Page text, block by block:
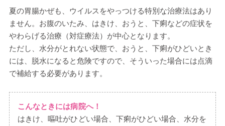
夏の胃腸かぜも、ウイルスをやっつける特別な治療法はあり
ません。お腹のいたみ、はきけ、おうと、下痢などの症状を
やわらげる治療（対症療法）が中心となります。
ただし、水分がとれない状態で、おうと、下痢がひどいとき
には、脱水になると危険ですので、そういった場合には点滴
で補給する必要があります。
こんなときには病院へ！
はきけ、嘔吐がひどい場合、下痢がひどい場合、水分を